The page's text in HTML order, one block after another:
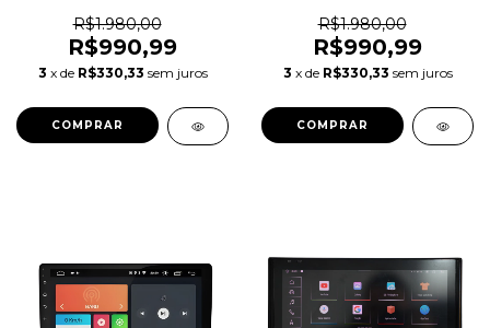
R$1.980,00
R$990,99
3 x de R$330,33 sem juros
R$1.980,00
R$990,99
3 x de R$330,33 sem juros